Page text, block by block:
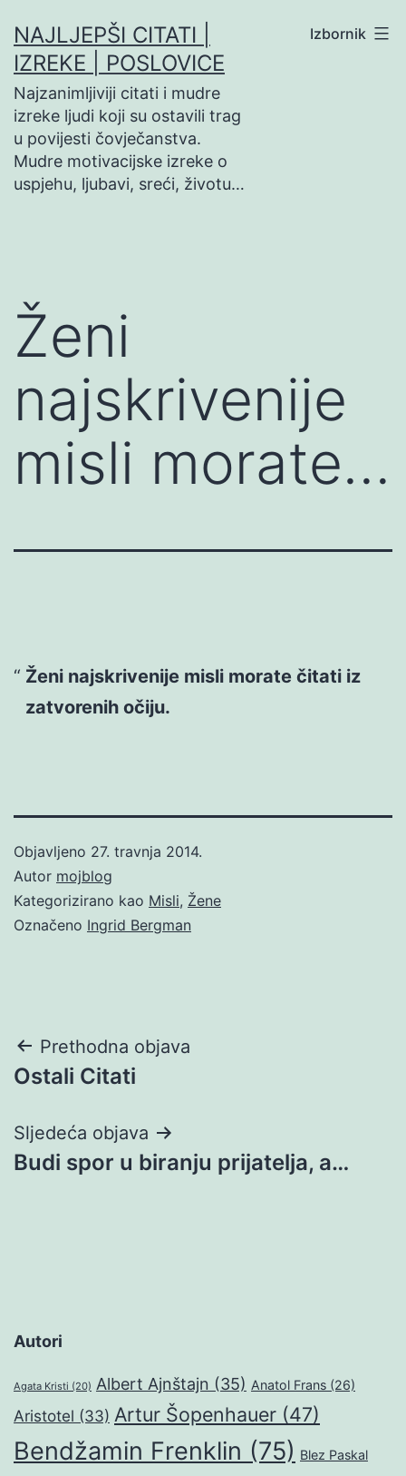
na
sadržaj
NAJLJEPŠI CITATI |
IZREKE | POSLOVICE
Najzanimljiviji citati i mudre
izreke ljudi koji su ostavili trag
u povijesti čovječanstva.
Mudre motivacijske izreke o
uspjehu, ljubavi, sreći, životu…
Izbornik
Ženi
najskrivenije
misli morate…
Ženi najskrivenije misli morate čitati iz
zatvorenih očiju.
Objavljeno 27. travnja 2014.
Autor mojblog
Kategorizirano kao Misli, Žene
Označeno Ingrid Bergman
Navigacija
objava
Prethodna objava
Ostali Citati
Sljedeća objava
Budi spor u biranju prijatelja, a…
Autori
Agata Kristi (20) Albert Ajnštajn (35) Anatol Frans (26)
Aristotel (33) Artur Šopenhauer (47)
Bendžamin Frenklin (75) Blez Paskal